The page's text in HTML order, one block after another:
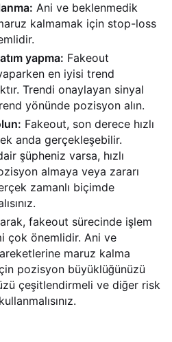
Ani ve beklenmedik
kalmamak için stop-loss
yapma: Fakeout
en iyisi trend
Trendi onaylayan sinyal
yönünde pozisyon alın.
Fakeout, son derece hızlı
anda gerçekleşebilir.
şüpheniz varsa, hızlı
almaya veya zararı
zamanlı biçimde
fakeout sürecinde işlem
çok önemlidir. Ani ve
maruz kalma
pozisyon büyüklüğünüzü
çeşitlendirmeli ve diğer risk